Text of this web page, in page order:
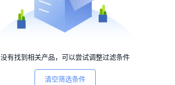
没有找到相关产品，可以尝试调整过滤条件
清空筛选条件